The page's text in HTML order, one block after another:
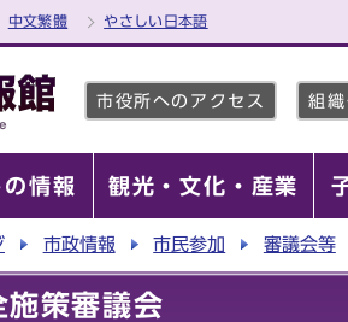
中文繁體 やさしい日本語
市役所へのアクセス 組
情報 観光・文化・産業
市政情報 市民参加 審議会等
施策審議会